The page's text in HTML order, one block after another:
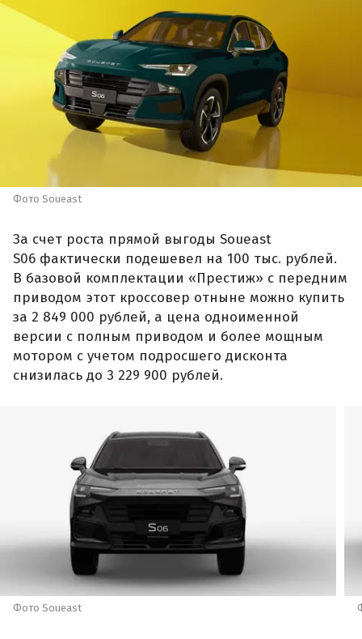
Фото Soueast
За счет роста прямой выгоды Soueast
S06 фактически подешевел на 100 тыс. рублей.
В базовой комплектации «Престиж» с передним
приводом этот кроссовер отныне можно купить
за 2 849 000 рублей, а цена одноименной
версии с полным приводом и более мощным
мотором с учетом подросшего дисконта
снизилась до 3 229 900 рублей.
Фото Soueast